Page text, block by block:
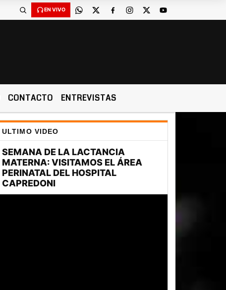
EN VIVO
CONTACTO ENTREVISTAS
ULTIMO VIDEO